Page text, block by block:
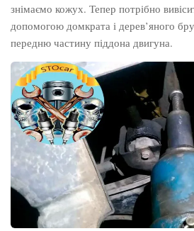
знімаємо кожух. Тепер потрібно
допомогою домкрата і дерев’яного
передню частину піддона двигуна.